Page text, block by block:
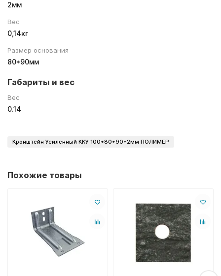
2мм
Вес
0,14кг
Размер основания
80*90мм
Габариты и вес
Вес
0.14
Кронштейн Усиленный ККУ 100*80*90*2мм ПОЛИМЕР
Похожие товары